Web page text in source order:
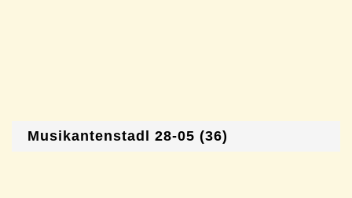
Musikantenstadl 28-05 (36)